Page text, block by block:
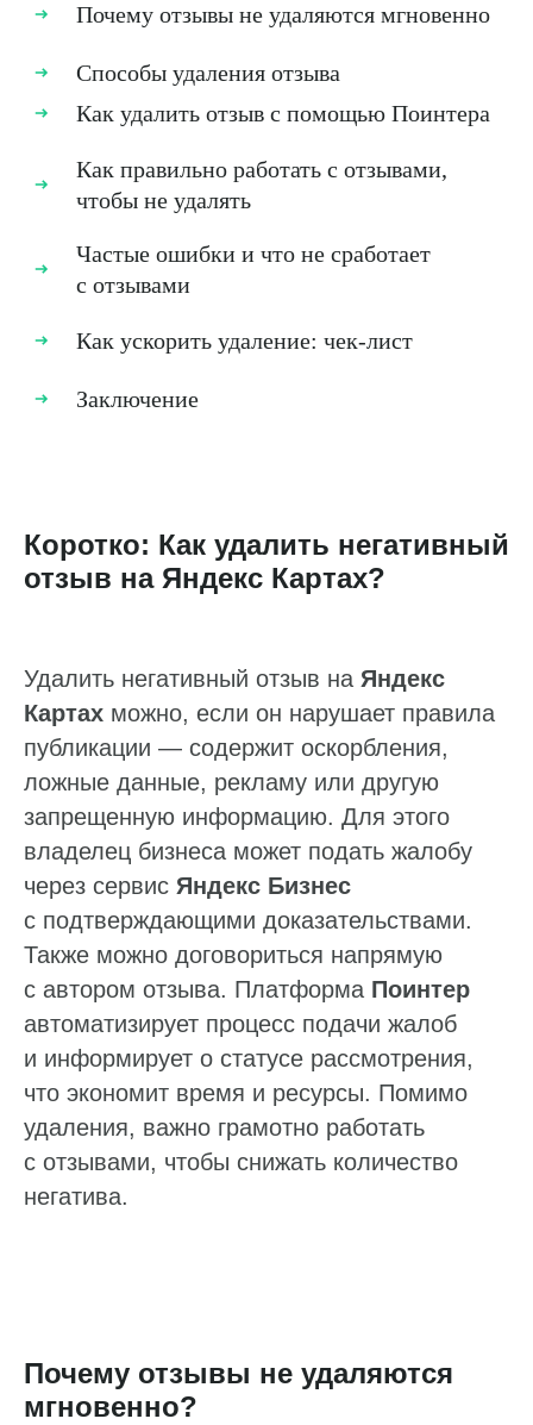
Почему отзывы не удаляются мгновенно
Способы удаления отзыва
Как удалить отзыв с помощью Поинтера
Как правильно работать с отзывами,
чтобы не удалять
Частые ошибки и что не сработает
с отзывами
Как ускорить удаление: чек‑лист
Заключение
Коротко: Как удалить негативный
отзыв на Яндекс Картах?
Удалить негативный отзыв на Яндекс
Картах можно, если он нарушает правила
публикации — содержит оскорбления,
ложные данные, рекламу или другую
запрещенную информацию. Для этого
владелец бизнеса может подать жалобу
через сервис Яндекс Бизнес
с подтверждающими доказательствами.
Также можно договориться напрямую
с автором отзыва. Платформа Поинтер
автоматизирует процесс подачи жалоб
и информирует о статусе рассмотрения,
что экономит время и ресурсы. Помимо
удаления, важно грамотно работать
с отзывами, чтобы снижать количество
негатива.
Почему отзывы не удаляются
мгновенно?